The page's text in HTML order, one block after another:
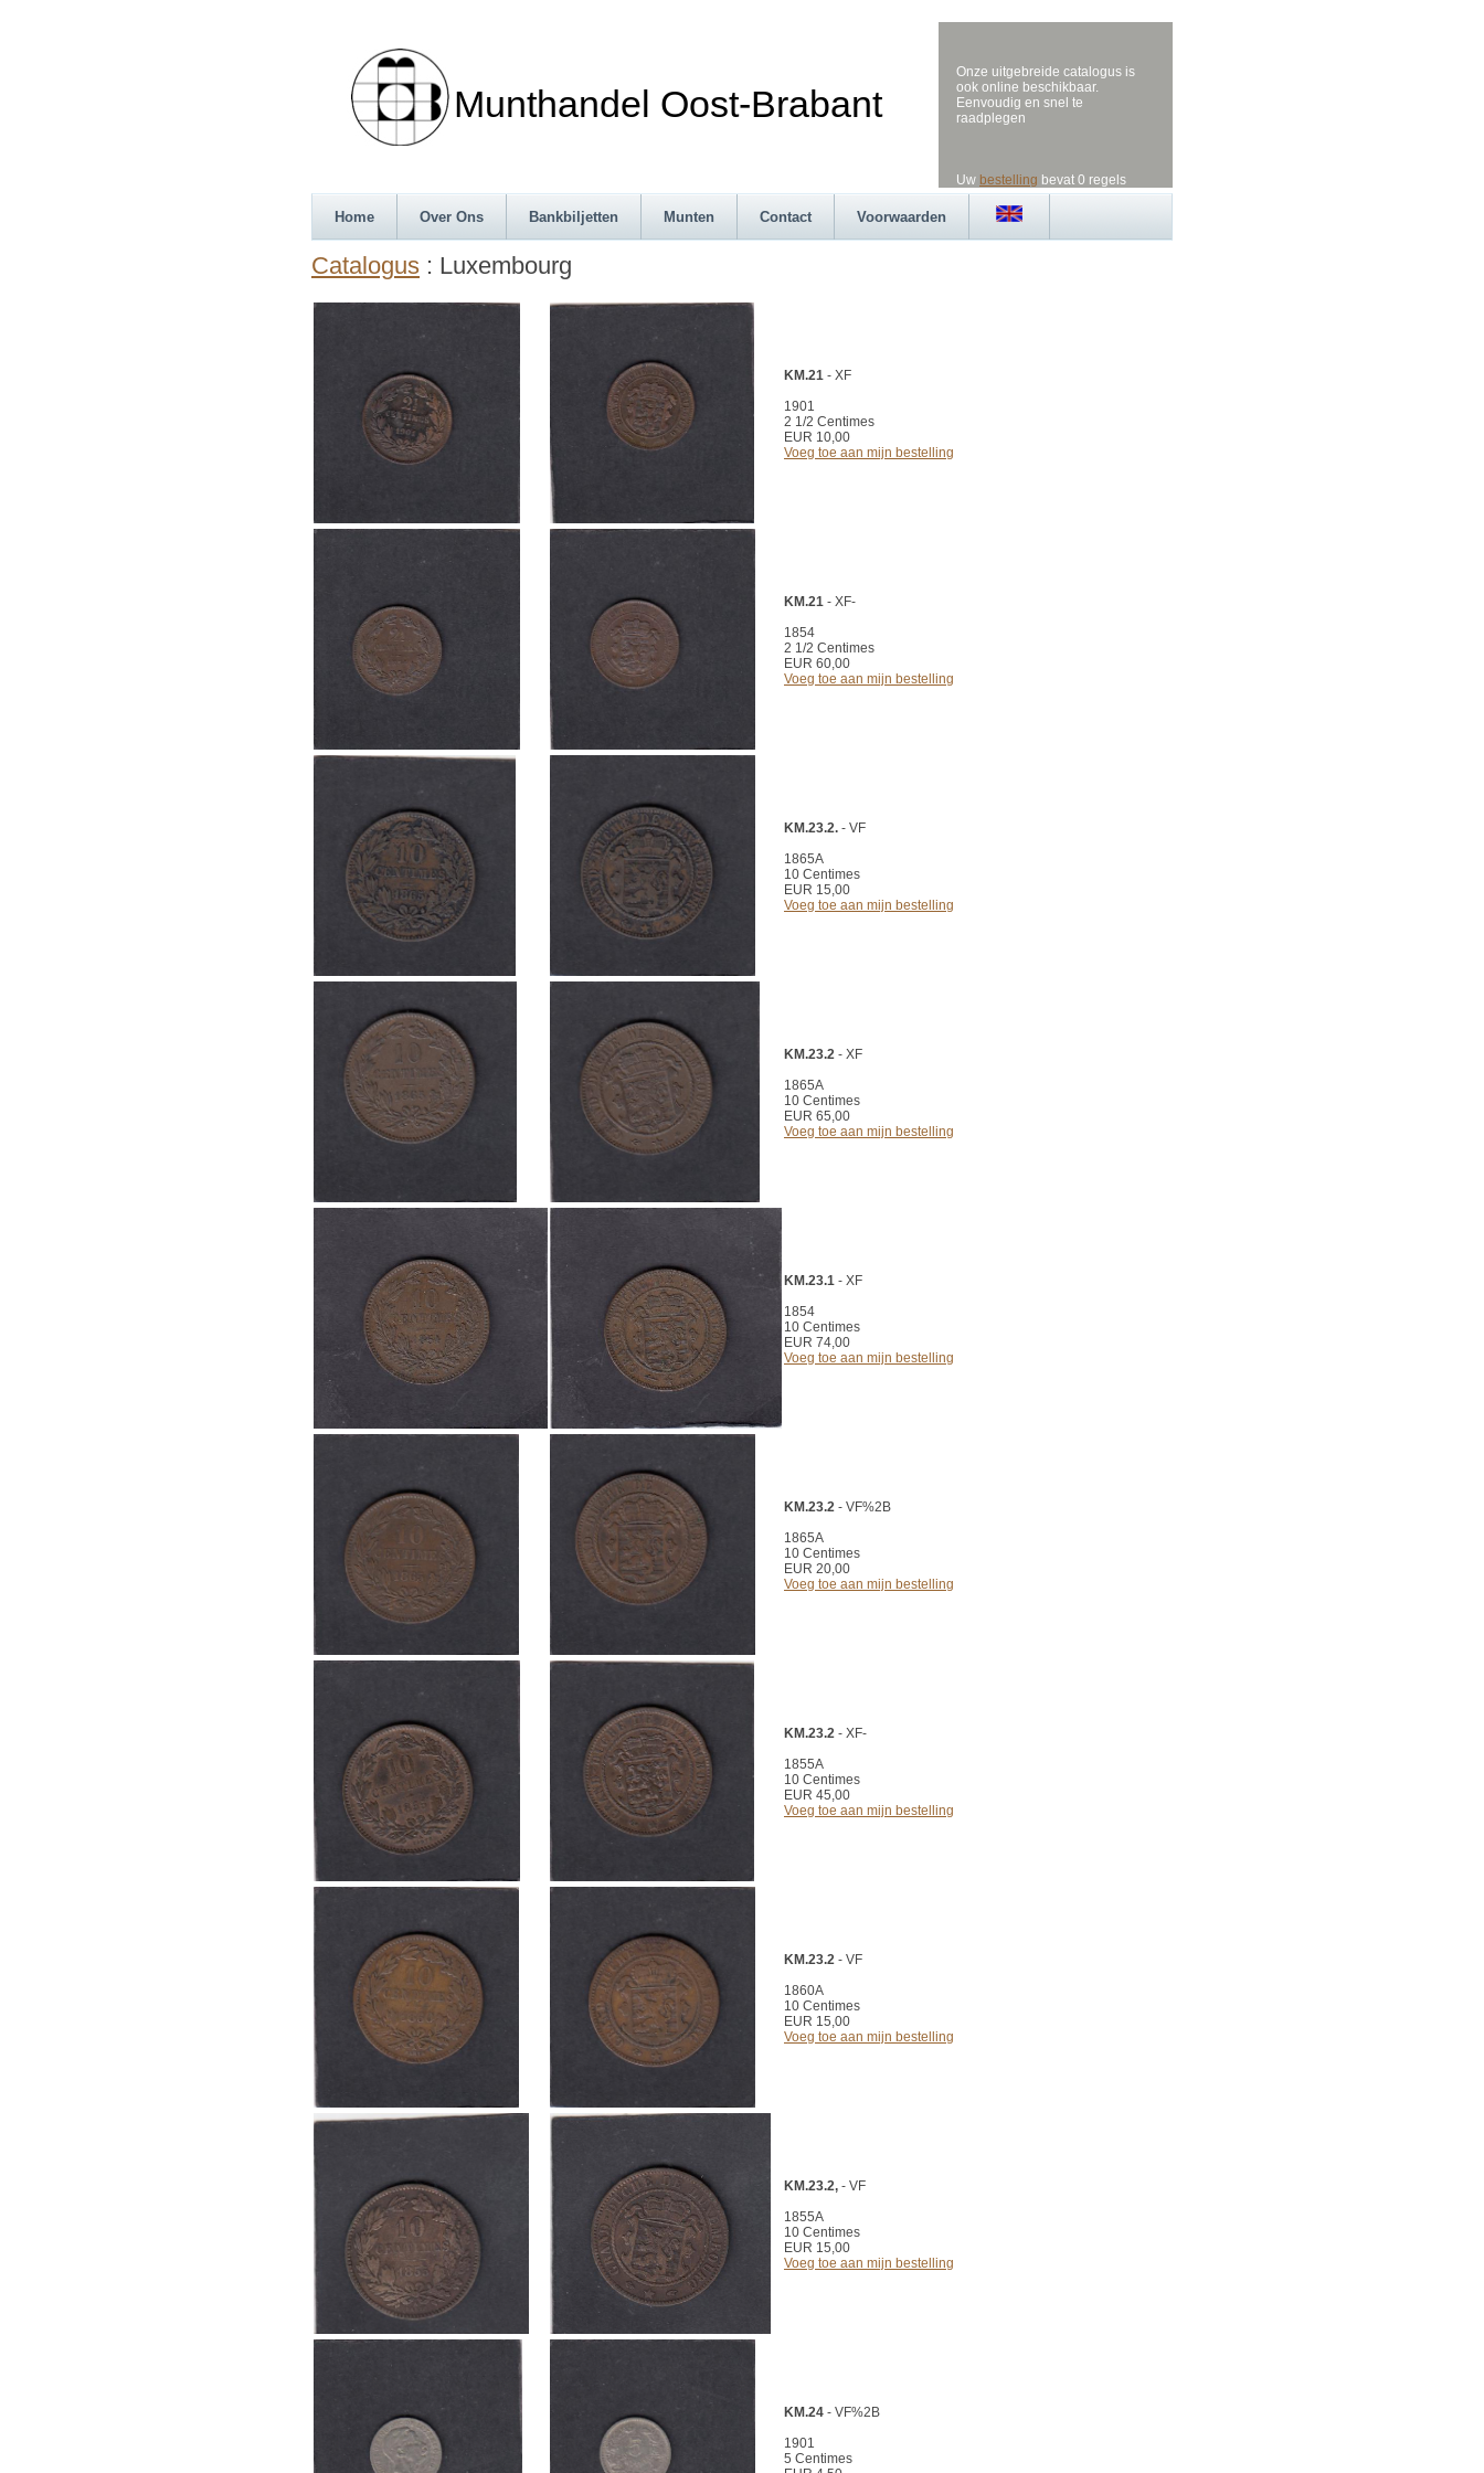
Munthandel Oost-Brabant
Onze uitgebreide catalogus is
ook online beschikbaar.
Eenvoudig en snel te
raadplegen
Uw bestelling bevat 0 regels
Home Over Ons Bankbiljetten Munten Contact Voorwaarden
Catalogus : Luxembourg
KM.21 - XF
1901
2 1/2 Centimes
EUR 10,00
Voeg toe aan mijn bestelling
KM.21 - XF-
1854
2 1/2 Centimes
EUR 60,00
Voeg toe aan mijn bestelling
KM.23.2. - VF
1865A
10 Centimes
EUR 15,00
Voeg toe aan mijn bestelling
KM.23.2 - XF
1865A
10 Centimes
EUR 65,00
Voeg toe aan mijn bestelling
KM.23.1 - XF
1854
10 Centimes
EUR 74,00
Voeg toe aan mijn bestelling
KM.23.2 - VF%2B
1865A
10 Centimes
EUR 20,00
Voeg toe aan mijn bestelling
KM.23.2 - XF-
1855A
10 Centimes
EUR 45,00
Voeg toe aan mijn bestelling
KM.23.2 - VF
1860A
10 Centimes
EUR 15,00
Voeg toe aan mijn bestelling
KM.23.2, - VF
1855A
10 Centimes
EUR 15,00
Voeg toe aan mijn bestelling
KM.24 - VF%2B
1901
5 Centimes